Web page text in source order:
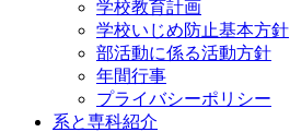
学校教育計画
学校いじめ防止基本方針
部活動に係る活動方針
年間行事
プライバシーポリシー
系と専科紹介